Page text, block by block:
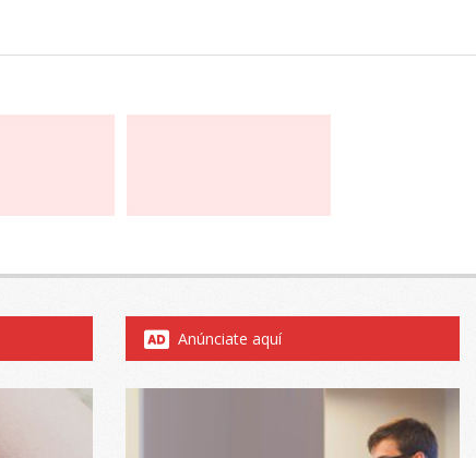
Anúnciate aquí